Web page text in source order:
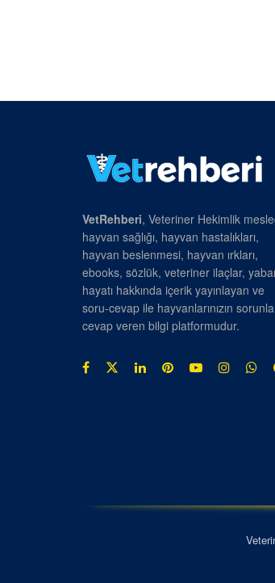
VetRehberi, Veteriner Hekimlik
hayvan sağlığı, hayvan hastalıkları,
hayvan beslenmesi, hayvan ırkları,
ebooks, sözlük, veteriner ilaçlar,
hayatı hakkında içerik yayınlayan ve
soru-cevap ile hayvanlarınızın
cevap veren bilgi platformudur.